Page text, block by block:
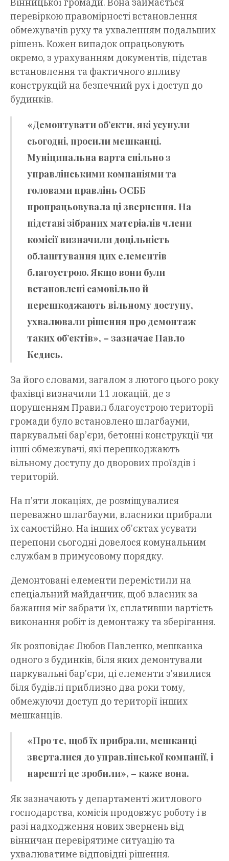
перевіркою правомірності встановлення
обмежувачів руху та ухваленням подальших
рішень. Кожен випадок опрацьовують
окремо, з урахуванням документів, підстав
встановлення та фактичного впливу
конструкцій на безпечний рух і доступ до
будинків.
«Демонтувати об’єкти, які усунули
сьогодні, просили мешканці.
Муніципальна варта спільно з
управлінськими компаніями та
головами правлінь ОСББ
пропрацьовувала ці звернення. На
підставі зібраних матеріалів члени
комісії визначили доцільність
облаштування цих елементів
благоустрою. Якщо вони були
встановлені самовільно й
перешкоджають вільному доступу,
ухвалювали рішення про демонтаж
таких об’єктів», – зазначає Павло
Кедись.
За його словами, загалом з лютого цього року
фахівці визначили 11 локацій, де з
порушенням Правил благоустрою території
громади було встановлено шлагбауми,
паркувальні бар’єри, бетонні конструкції чи
інші обмежувачі, які перешкоджають
вільному доступу до дворових проїздів і
територій.
На п’яти локаціях, де розміщувалися
переважно шлагбауми, власники прибрали
їх самостійно. На інших об’єктах усувати
перепони сьогодні довелося комунальним
службам в примусовому порядку.
Демонтовані елементи перемістили на
спеціальний майданчик, щоб власник за
бажання міг забрати їх, сплативши вартість
виконання робіт із демонтажу та зберігання.
Як розповідає Любов Павленко, мешканка
одного з будинків, біля яких демонтували
паркувальні бар’єри, ці елементи з’явилися
біля будівлі приблизно два роки тому,
обмежуючи доступ до території інших
мешканців.
«Про те, щоб їх прибрали, мешканці
зверталися до управлінської компанії, і
нарешті це зробили», – каже вона.
Як зазначають у департаменті житлового
господарства, комісія продовжує роботу і в
разі надходження нових звернень від
вінничан перевірятиме ситуацію та
ухвалюватиме відповідні рішення.